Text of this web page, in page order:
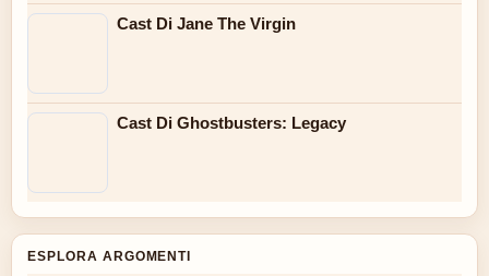
Cast Di Jane The Virgin
Cast Di Ghostbusters: Legacy
ESPLORA ARGOMENTI